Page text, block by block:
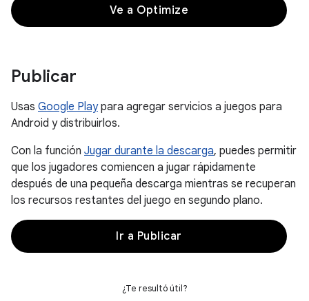
Ve a Optimize
Publicar
Usas Google Playpara agregar servicios a juegos para
Android y distribuirlos.
Con la función Jugar durante la descarga, puedes permitir
que los jugadores comiencen a jugar rápidamente
después de una pequeña descarga mientras se recuperan
los recursos restantes del juego en segundo plano.
Ir a Publicar
¿Te resultó útil?